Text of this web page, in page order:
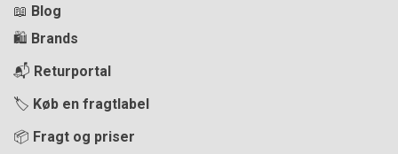
📖 Blog
🛍️ Brands
📬 Returportal
🏷️ Køb en fragtlabel
📦 Fragt og priser